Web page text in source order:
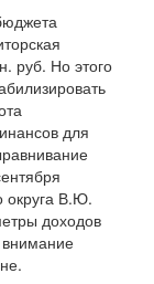
руб. Но этого
для
округа В.Ю.
доходов